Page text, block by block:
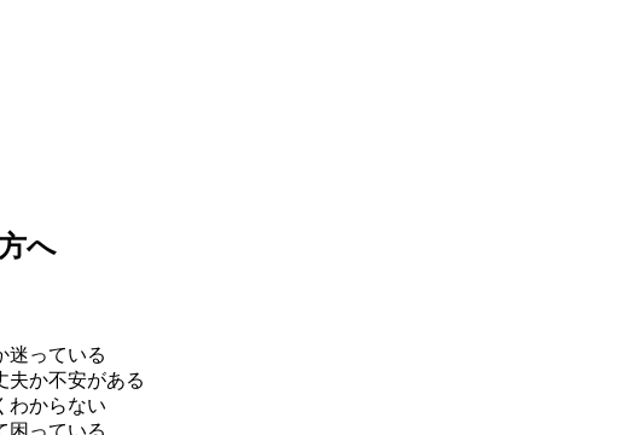
へ
迷っている
夫か不安がある
わからない